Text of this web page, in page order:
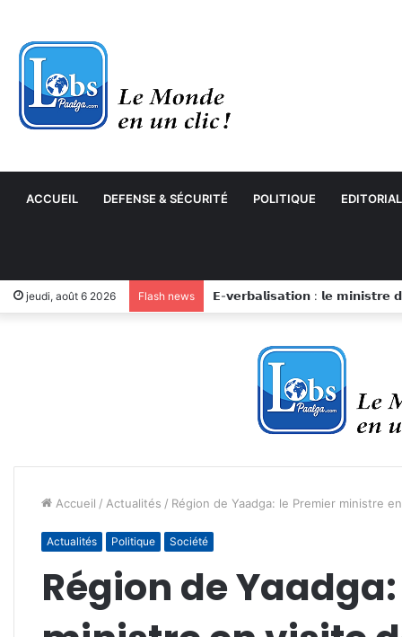
ACCUEIL DEFENSE & SÉCURITÉ POLITIQUE EDITORIAL
jeudi, août 6 2026 Flash news
Accueil / Actualités / Région de Yaadga: le Premier ministre
Actualités Politique Société
Région de